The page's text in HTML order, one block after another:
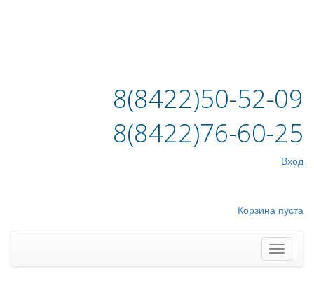
8(8422)50-52-09
8(8422)76-60-25
Вход
Корзина пуста